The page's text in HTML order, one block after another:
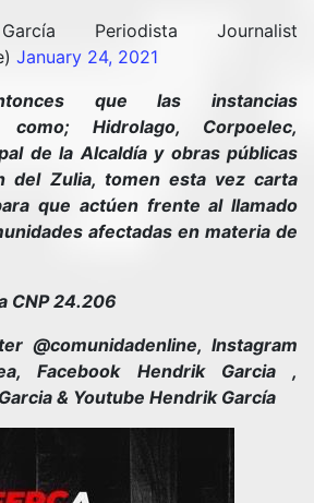
Periodista Journalist
January 24, 2021
que las instancias
como; Hidrolago, Corpoelec,
de la Alcaldía y obras públicas
del Zulia, tomen esta vez carta
que actúen frente al llamado
afectadas en materia de
CNP 24.206
@comunidadenline, Instagram
Facebook Hendrik Garcia ,
& Youtube Hendrik García